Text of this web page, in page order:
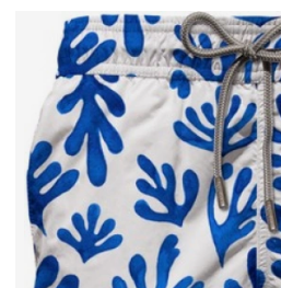
Gustavia badshorts - Pained Leaves